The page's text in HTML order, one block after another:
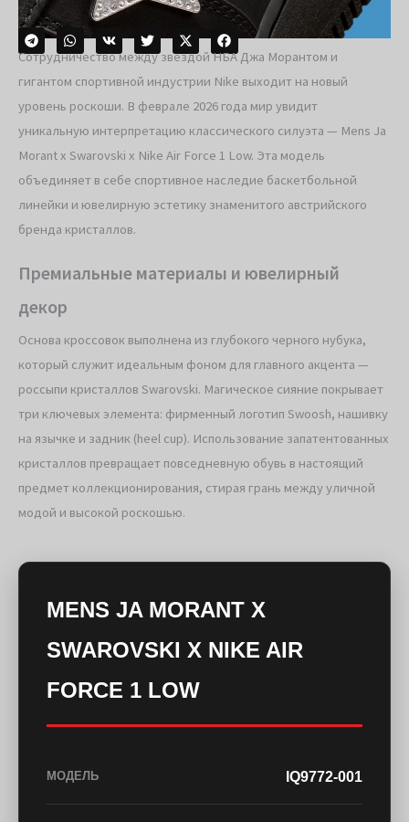
Сотрудничество между звездой НБА Джа Морантом и
гигантом спортивной индустрии Nike выходит на новый
уровень роскоши. В феврале 2026 года мир увидит
уникальную интерпретацию классического силуэта — Mens Ja
Morant x Swarovski x Nike Air Force 1 Low. Эта модель
объединяет в себе спортивное наследие баскетбольной
линейки и ювелирную эстетику знаменитого австрийского
бренда кристаллов.
Премиальные материалы и ювелирный
декор
Основа кроссовок выполнена из глубокого черного нубука,
который служит идеальным фоном для главного акцента —
россыпи кристаллов Swarovski. Магическое сияние покрывает
три ключевых элемента: фирменный логотип Swoosh, нашивку
на язычке и задник (heel cup). Использование запатентованных
кристаллов превращает повседневную обувь в настоящий
предмет коллекционирования, стирая грань между уличной
модой и высокой роскошью.
MENS JA MORANT X
SWAROVSKI X NIKE AIR
FORCE 1 LOW
МОДЕЛЬ IQ9772-001